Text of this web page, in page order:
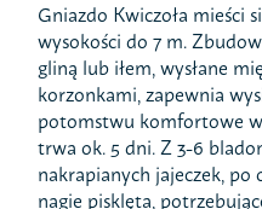
Gniazdo Kwiczoła mieści
wysokości do 7 m.
gliną lub iłem, wysłane
korzonkami, zapewnia
potomstwu komfortowe
trwa ok. 5 dni. Z 3-6
nakrapianych jajeczek, po
nagie pisklęta,